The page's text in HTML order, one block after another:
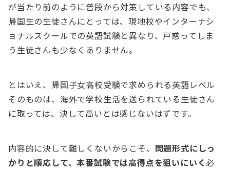
が当たり前のように普段から対策している内容でも、
帰国生の生徒さんにとっては、現地校やインターナシ
ョナルスクールでの英語試験と異なり、戸惑ってしま
う生徒さんも少なくありません。
とはいえ、帰国子女高校受験で求められる英語レベル
そのものは、海外で学校生活を送られている生徒さん
に取っては、決して高いとは感じないはずです。
内容的に決して難しくないからこそ、 問題形式にしっ
かりと順応して、本番試験では高得点を狙いにいく必